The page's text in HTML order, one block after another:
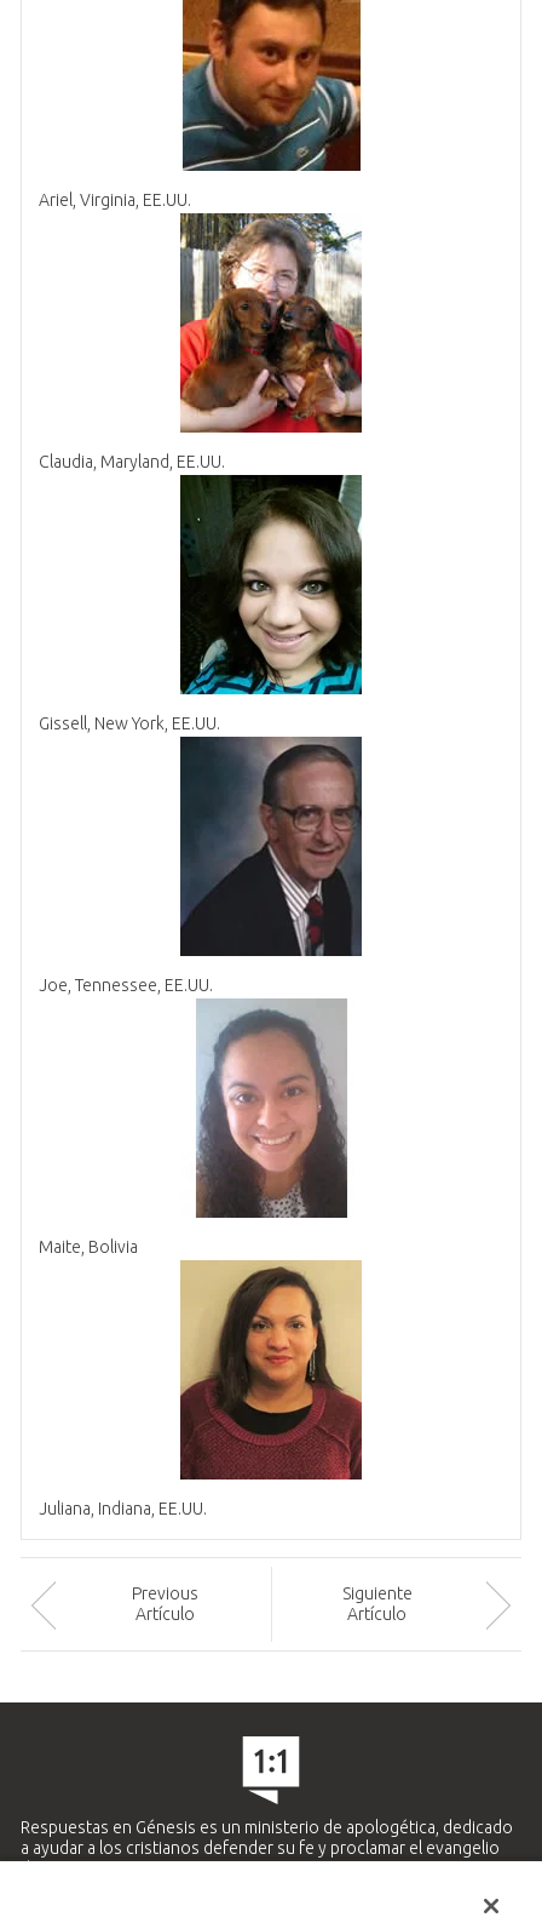
Ariel, Virginia, EE.UU.
Claudia, Maryland, EE.UU.
Gissell, New York, EE.UU.
Joe, Tennessee, EE.UU.
Maite, Bolivia
Juliana, Indiana, EE.UU.
Previous
Artículo
Siguiente
Artículo
Respuestas en Génesis es un ministerio de apologética, dedicado
a ayudar a los cristianos defender su fe y proclamar el evangelio